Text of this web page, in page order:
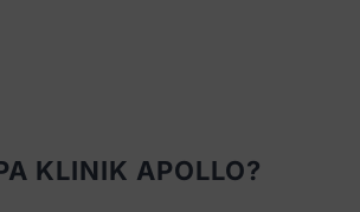
KLINIK APOLLO?